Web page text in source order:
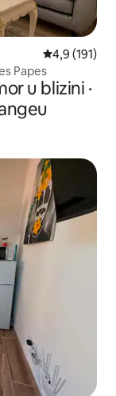
Prosječna
4,9 (191)
Papes
u blizini ·